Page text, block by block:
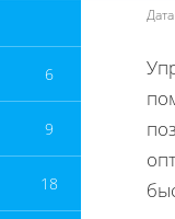
6
9
18